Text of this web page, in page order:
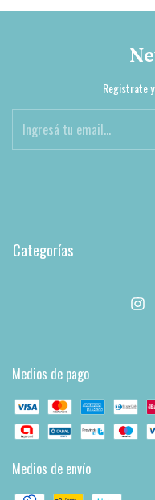
Registrate
Categorías
Medios de pago
Medios de envío